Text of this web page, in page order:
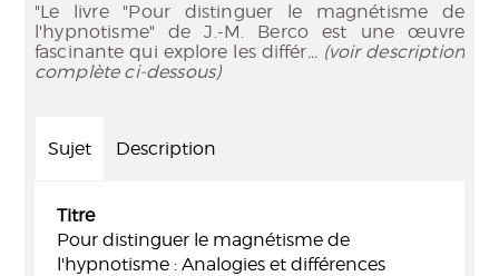
"Le livre "Pour distinguer le magnétisme de
l'hypnotisme" de J.-M. Berco est une œuvre
fascinante qui explore les différ... (voir description
complète ci-dessous)
Sujet Description
Titre
Pour distinguer le magnétisme de
l'hypnotisme : Analogies et différences